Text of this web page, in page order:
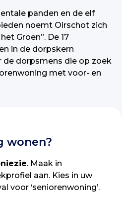
panden en de elf
noemt Oirschot zich
Groen”. De 17
in de dorpskern
de dorpsmens die op zoek
met voor- en
wonen?
. Maak in
aan. Kies in uw
voor ‘seniorenwoning’.